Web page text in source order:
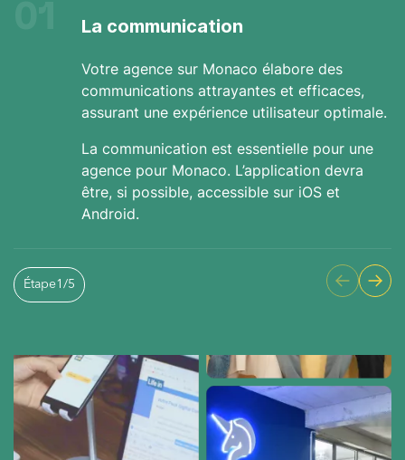
La communication
Votre agence sur Monaco élabore des
communications attrayantes et efficaces,
assurant une expérience utilisateur optimale.
La communication est essentielle pour une
agence pour Monaco. L’application devra
être, si possible, accessible sur iOS et
Android.
Étape1 /5